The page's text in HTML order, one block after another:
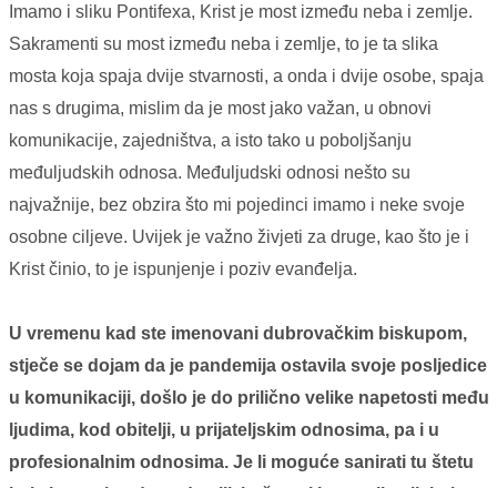
Imamo i sliku Pontifexa, Krist je most između neba i zemlje.
Sakramenti su most između neba i zemlje, to je ta slika
mosta koja spaja dvije stvarnosti, a onda i dvije osobe, spaja
nas s drugima, mislim da je most jako važan, u obnovi
komunikacije, zajedništva, a isto tako u poboljšanju
međuljudskih odnosa. Međuljudski odnosi nešto su
najvažnije, bez obzira što mi pojedinci imamo i neke svoje
osobne ciljeve. Uvijek je važno živjeti za druge, kao što je i
Krist činio, to je ispunjenje i poziv evanđelja.
U vremenu kad ste imenovani dubrovačkim biskupom,
stječe se dojam da je pandemija ostavila svoje posljedice
u komunikaciji, došlo je do prilično velike napetosti među
ljudima, kod obitelji, u prijateljskim odnosima, pa i u
profesionalnim odnosima. Je li moguće sanirati tu štetu